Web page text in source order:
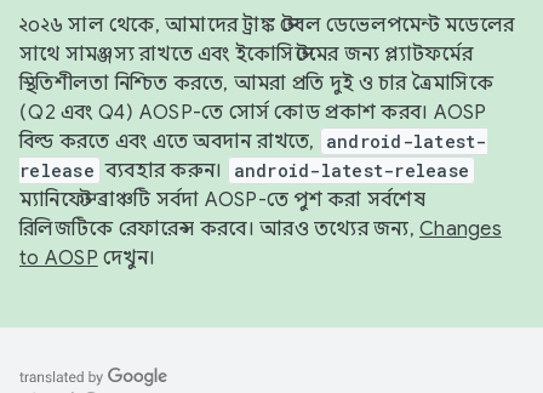
২০২৬ সাল থেকে, আমাদের ট্রাঙ্ক স্টেবল ডেভেলপমেন্ট মডেলের
সাথে সামঞ্জস্য রাখতে এবং ইকোসিস্টেমের জন্য প্ল্যাটফর্মের
স্থিতিশীলতা নিশ্চিত করতে, আমরা প্রতি দুই ও চার ত্রৈমাসিকে
(Q2 এবং Q4) AOSP-তে সোর্স কোড প্রকাশ করব। AOSP
বিল্ড করতে এবং এতে অবদান রাখতে,
android-latest-
release ব্যবহার করুন। android-latest-release
ম্যানিফেস্ট ব্রাঞ্চটি সর্বদা AOSP-তে পুশ করা সর্বশেষ
রিলিজটিকে রেফারেন্স করবে। আরও তথ্যের জন্য, Changes
to AOSP দেখুন।